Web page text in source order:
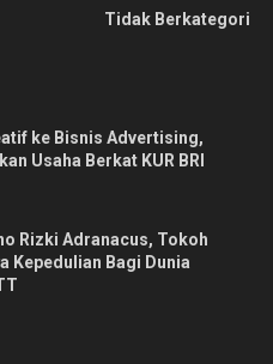
Tidak Berkategori
ke Bisnis Advertising,
Usaha Berkat KUR BRI
Rizki Adranacus, Tokoh
Kepedulian Bagi Dunia